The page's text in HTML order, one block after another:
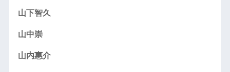
山下智久
山中崇
山内惠介